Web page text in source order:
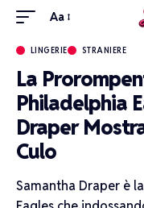
Aa
LINGERIE STRANIERE
La
Philadelphia
Draper
Culo
Samantha Draper è